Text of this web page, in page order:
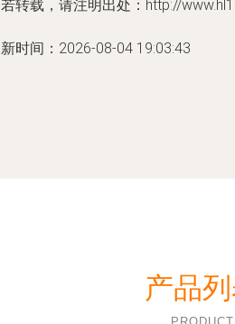
转载，请注明出处：http://
时间：2026-08-04 19:03:43
产品